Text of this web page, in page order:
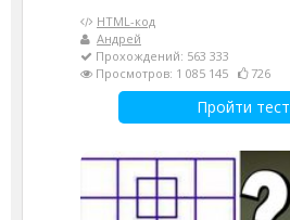
HTML-код
Андрей
Прохождений: 563 333
Просмотров: 1 085 145
726
Пройти тест